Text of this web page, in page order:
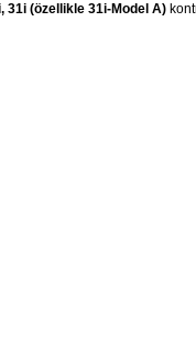
31i (özellikle 31i-Model A)